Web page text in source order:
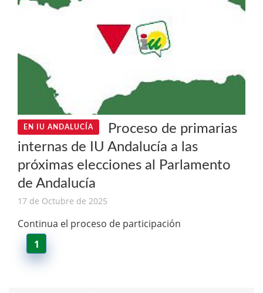
EN IU ANDALUCÍA
Proceso de primarias
internas de IU Andalucía a las
próximas elecciones al Parlamento
de Andalucía
17 de Octubre de 2025
Continua el proceso de participación
1